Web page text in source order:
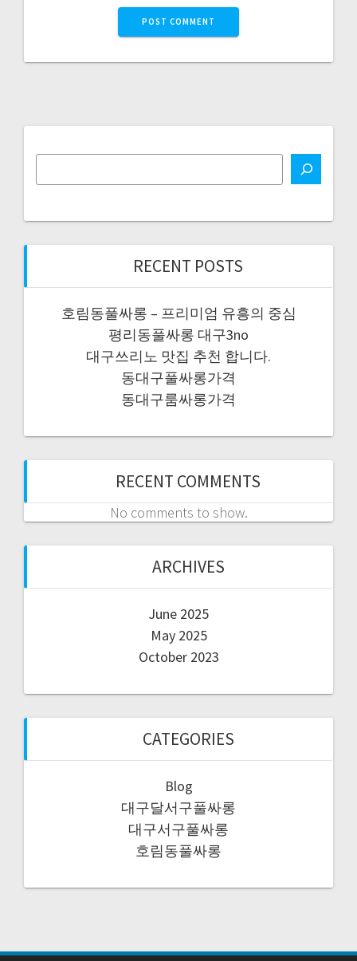
RECENT POSTS
호림동풀싸롱 – 프리미엄 유흥의 중심
평리동풀싸롱 대구3no
대구쓰리노 맛집 추천 합니다.
동대구풀싸롱가격
동대구룸싸롱가격
RECENT COMMENTS
No comments to show.
ARCHIVES
June 2025
May 2025
October 2023
CATEGORIES
Blog
대구달서구풀싸롱
대구서구풀싸롱
호림동풀싸롱